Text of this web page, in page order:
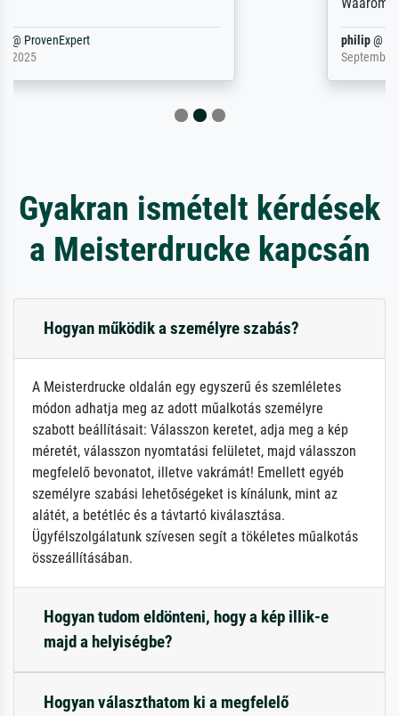
philip
Gyakran ismételt kérdések
a Meisterdrucke kapcsán
Hogyan működik a személyre szabás?
A Meisterdrucke oldalán egy egyszerű és szemléletes
módon adhatja meg az adott műalkotás személyre
szabott beállításait: Válasszon keretet, adja meg a kép
méretét, válasszon nyomtatási felületet, majd válasszon
megfelelő bevonatot, illetve vakrámát! Emellett egyéb
személyre szabási lehetőségeket is kínálunk, mint az
alátét, a betétléc és a távtartó kiválasztása.
Ügyfélszolgálatunk szívesen segít a tökéletes műalkotás
összeállításában.
Hogyan tudom eldönteni, hogy a kép illik-e
majd a helyiségbe?
Hogyan választhatom ki a megfelelő